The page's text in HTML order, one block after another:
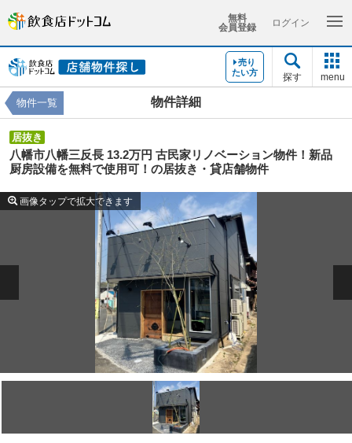
無料
会員登録
ログイン
売り
たい方
探す menu
物件詳細
物件一覧
居抜き
八幡市八幡三反長 13.2万円 古民家リノベーション物件！新品
厨房設備を無料で使用可！の居抜き・貸店舗物件
画像タップで拡大できます